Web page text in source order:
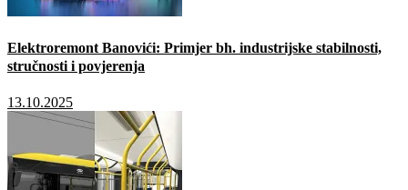
Elektroremont Banovići: Primjer bh. industrijske stabilnosti,
stručnosti i povjerenja
13.10.2025